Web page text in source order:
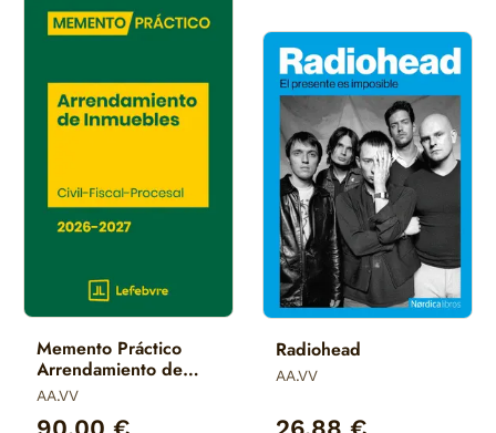
Memento Práctico
Arrendamiento de
Inmuebles 2026-2027
AA.VV
Radiohead
AA.VV